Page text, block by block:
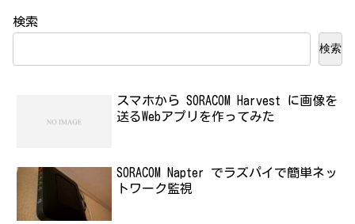
検索
検索
スマホから SORACOM Harvest に画像を
送るWebアプリを作ってみた
SORACOM Napter でラズパイで簡単ネッ
トワーク監視